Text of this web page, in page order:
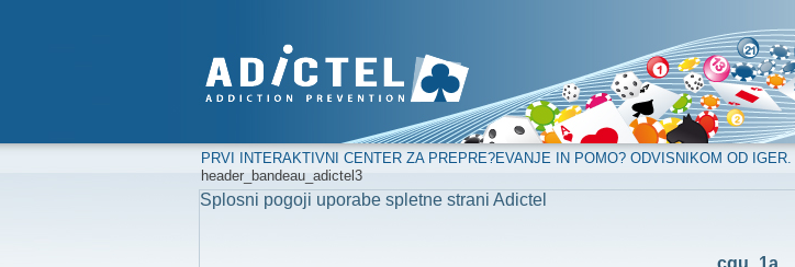
PRVI INTERAKTIVNI CENTER ZA PREPRE?EVANJE IN POMO? ODVISNIKOM OD IGER.
header_bandeau_adictel3
Splosni pogoji uporabe spletne strani Adictel
cgu_1a